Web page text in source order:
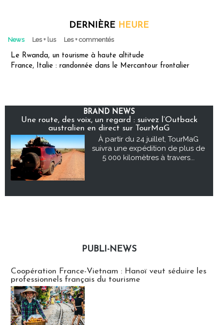
DERNIÈRE HEURE
News Les + lus Les + commentés
Le Rwanda, un tourisme à haute altitude
France, Italie : randonnée dans le Mercantour frontalier
BRAND NEWS
Une route, des voix, un regard : suivez l’Outback
australien en direct sur TourMaG
À partir du 24 juillet, TourMaG
suivra une expédition de plus de
5 000 kilomètres à travers...
PUBLI-NEWS
Coopération France-Vietnam : Hanoï veut séduire les
professionnels français du tourisme